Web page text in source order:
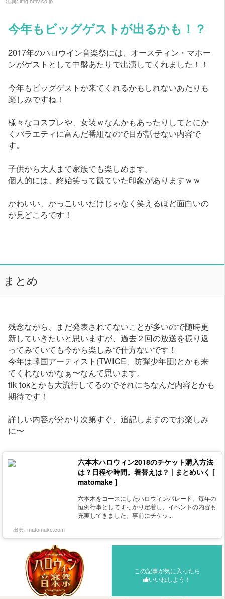
今年もビッグゲストが出るかも！？
2017年のハロウイン音楽祭には、オースティン・マホー
ンがゲストとして中盤あたりで出演してくれました！！
今年もビッグゲストが来てくれるかもしれないあたりも
楽しみですね！
様々なコスプレや、女装ｗなんかもあったりしてとにか
くバラエティに富んだ番組なので目が話せない内容で
す。
子供から大人まで家族でも楽しめます。
個人的には、終始笑って観ていた印象がありますｗｗ
かわいい、かっこいいだけじゃなく笑えるほど面白いの
が見どころです！
まとめ
残念ながら、まだ発表されてないことが多いので随時更
新していきたいと思いますが、過去２回の放送を振り返
ってみていても今から楽しみで仕方ないです！
今年は韓国アーティスト(TWICE、防彈少年団)とかも来
てくれないかなぁ〜なんて思います。
tik tokとかも大流行してるのでそれにちなんだ内容とかも
期待です！
詳しい内容が分かり次第すぐ、追記しますのでお楽しみ
に〜
六本木ハロウィン2018のチケット購入方法
は？日程や時間。着替えは？ | まとめいく [
matomake ]
六本木をコースにしたハロウィンパレード。毎年の
恒例行事としてすっかり定着し、イベントの内容も
充実してきました。事前にチケッ...
出典: matomake.com
この記事が気に入ったら
いいねしよう！